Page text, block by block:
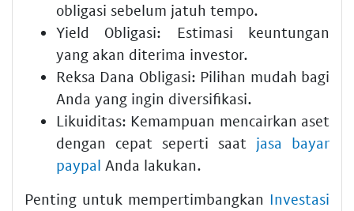
obligasi sebelum jatuh tempo.
Yield Obligasi: Estimasi keuntungan
yang akan diterima investor.
Reksa Dana Obligasi: Pilihan mudah bagi
Anda yang ingin diversifikasi.
Likuiditas: Kemampuan mencairkan aset
dengan cepat seperti saat jasa bayar
paypal Anda lakukan.
Penting untuk mempertimbangkan Investasi